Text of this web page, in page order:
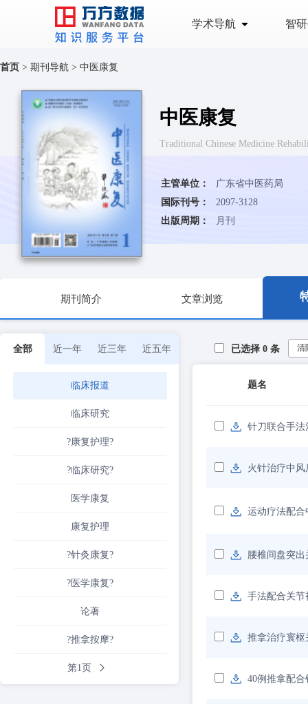
学术导航 智
首页 > 期刊导航 > 中医康复
中医康复
Traditional Chinese Medicine
主管单位：
广东省中医药局
国际刊号：
2097-3128
出版周期：
月刊
期刊简介 文章浏览
全部 近一年 近三年 近五年
临床报道
临床研究
?康复护理?
?临床研究?
医学康复
康复护理
?针灸康复?
?医学康复?
论著
?推拿按摩?
第1页
已选择 0 条 清
题名
针刀联合手法
火针治疗中风
运动疗法配
腰椎间盘突
手法配合关
推拿治疗寰枢
40例推拿配